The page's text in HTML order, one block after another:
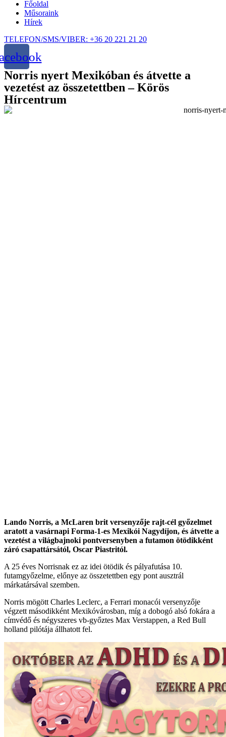
Főoldal
Műsoraink
Hírek
TELEFON/SMS/VIBER: +36 20 221 21 20
Norris nyert Mexikóban és átvette a
vezetést az összetettben – Körös
Hírcentrum
Lando Norris, a McLaren brit versenyzője rajt-cél győzelmet
aratott a vasárnapi Forma-1-es Mexikói Nagydíjon, és átvette a
vezetést a világbajnoki pontversenyben a futamon ötödikként
záró csapattársától, Oscar Piastritól.
A 25 éves Norrisnak ez az idei ötödik és pályafutása 10.
futamgyőzelme, előnye az összetettben egy pont ausztrál
márkatársával szemben.
Norris mögött Charles Leclerc, a Ferrari monacói versenyzője
végzett másodikként Mexikóvárosban, míg a dobogó alsó fokára a
címvédő és négyszeres vb-győztes Max Verstappen, a Red Bull
holland pilótája állhatott fel.